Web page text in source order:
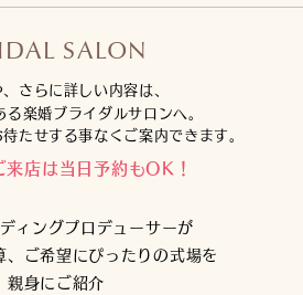
SALON
さらに詳しい内容は、
る楽婚ブライダルサロンへ。
たせする事なくご案内できます。
来店は当日予約もOK！
ィングプロデューサーが
、ご希望にぴったりの式場を
親身にご紹介